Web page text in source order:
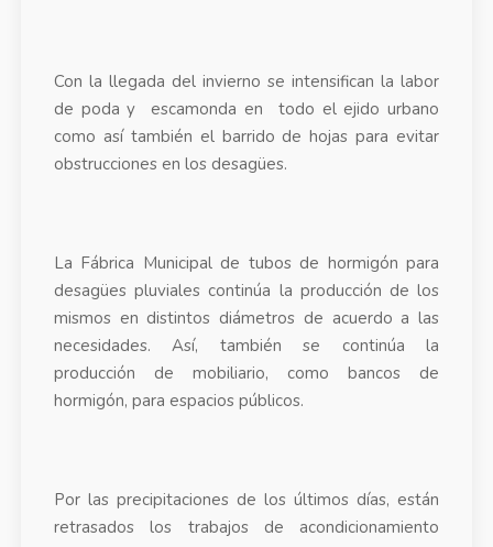
Con la llegada del invierno se intensifican la labor
de poda y escamonda en todo el ejido urbano
como así también el barrido de hojas para evitar
obstrucciones en los desagües.
La Fábrica Municipal de tubos de hormigón para
desagües pluviales continúa la producción de los
mismos en distintos diámetros de acuerdo a las
necesidades. Así, también se continúa la
producción de mobiliario, como bancos de
hormigón, para espacios públicos.
Por las precipitaciones de los últimos días, están
retrasados los trabajos de acondicionamiento